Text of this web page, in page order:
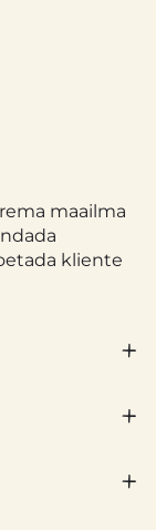
maailma
kliente